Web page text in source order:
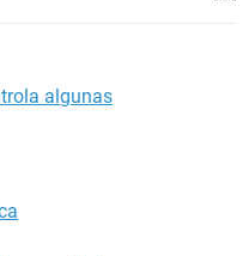
algunas